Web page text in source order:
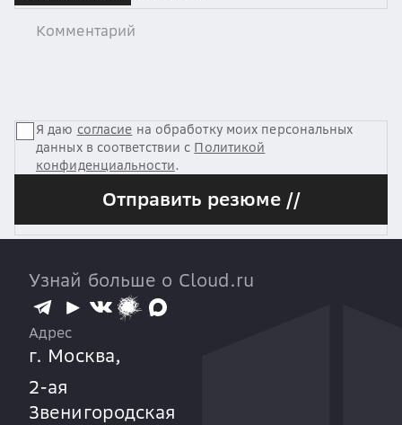
Я даю согласие на обработку моих персональных
данных в соответствии с Политикой
конфиденциальности.
Отправить резюме //
Узнай больше о Cloud.ru
Адрес
г. Москва,
2-ая
Звенигородская